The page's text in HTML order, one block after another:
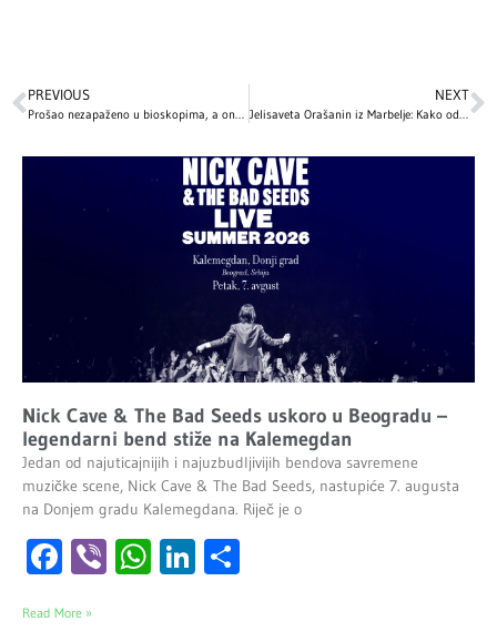
PREVIOUS
Prošao nezapaženo u bioskopima, a onda „eksplodirao“ na Netflixu: Drama Gaja Ričija koju ne smijete propustiti
NEXT
Jelisaveta Orašanin iz Marbelje: Kako održava savršenu figuru?
Nick Cave & The Bad Seeds uskoro u Beogradu –
legendarni bend stiže na Kalemegdan
Jedan od najuticajnijih i najuzbudljivijih bendova savremene
muzičke scene, Nick Cave & The Bad Seeds, nastupiće 7. augusta
na Donjem gradu Kalemegdana. Riječ je o
Facebook
ViberWhatsApp
LinkedIn
Read More »